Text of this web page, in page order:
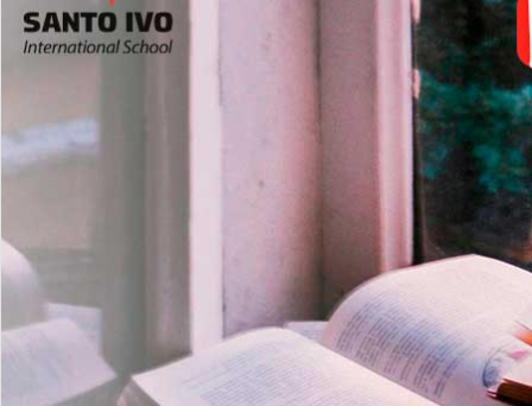
es
Com imersão Bilingue - Anos
Finais
6º AO 9º ANO FUNDAMENTAL
Inglês: Turmas Reduzidas